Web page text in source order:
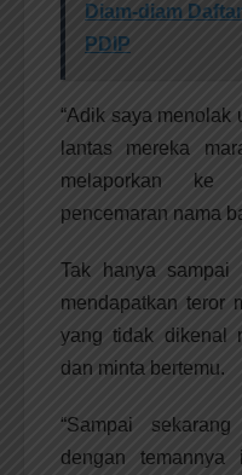
Diam-diam
PDIP
“Adik saya menolak
lantas mereka
melaporkan ke
pencemaran nama
Tak hanya
mendapatkan teror
yang tidak dikenal
dan minta bertemu.
“Sampai
dengan